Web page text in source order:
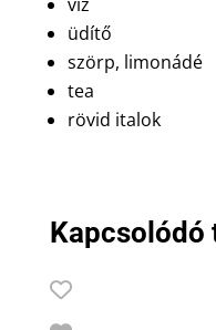
üdítő
szörp, limonádé
tea
rövid italok
Kapcsolódó